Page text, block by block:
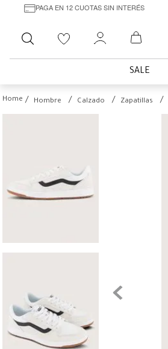
PAGA EN 12 CUOTAS SIN INTERÉS
Buscar
SALE
Hombre Calzado Zapatillas